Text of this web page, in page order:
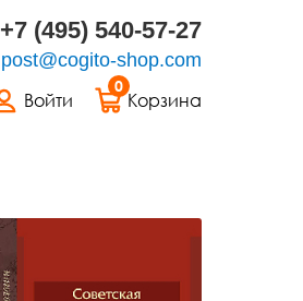
+7 (495) 540-57-27
post@cogito-shop.com
Войти
0
Корзина